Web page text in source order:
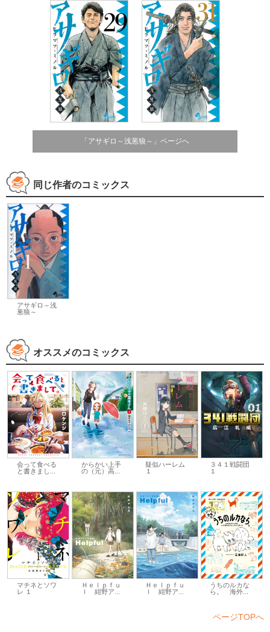
「アサギロ～浅葱狼～」ページへ
同じ作者のコミックス
アサギロ～浅
葱狼～
オススメのコミックス
会って食べる
と書きまし...
からかい上手
の（元）高...
疑似ハーレム
１
３４１戦闘団
１
マチネとソワ
レ １
Ｈｅｌｐｆｕ
ｌ 紺野ア...
Ｈｅｌｐｆｕ
ｌ 紺野ア...
うちのルカな
ら。 海外...
ページTOPへ